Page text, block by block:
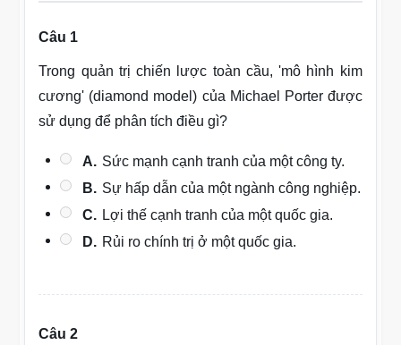
Câu 1
Trong quản trị chiến lược toàn cầu, 'mô hình kim
cương' (diamond model) của Michael Porter được
sử dụng để phân tích điều gì?
A. Sức mạnh cạnh tranh của một công ty.
B. Sự hấp dẫn của một ngành công nghiệp.
C. Lợi thế cạnh tranh của một quốc gia.
D. Rủi ro chính trị ở một quốc gia.
Câu 2